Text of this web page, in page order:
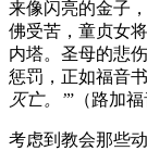
来像闪亮的金子
佛受苦，童贞女
内塔。圣母的悲
惩罚，正如福音
灭亡。’”（路加福
考虑到教会那些